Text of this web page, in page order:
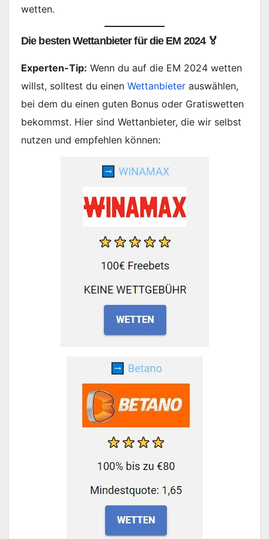
wetten.
Die besten Wettanbieter für die EM 2024 🏅
Experten-Tip: Wenn du auf die EM 2024 wetten
willst, solltest du einen Wettanbieter auswählen,
bei dem du einen guten Bonus oder Gratiswetten
bekommst. Hier sind Wettanbieter, die wir selbst
nutzen und empfehlen können: